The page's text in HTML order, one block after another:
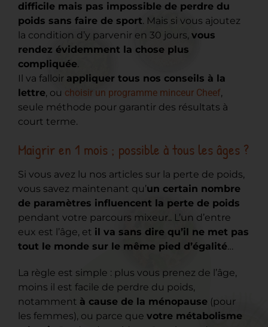
difficile mais pas impossible de perdre du
poids sans faire de sport. Mais si vous ajoutez
la condition d’y parvenir en 30 jours, vous
rendez évidemment la chose plus
compliquée.
Il va falloir appliquer tous nos conseils à la
lettre, ou choisir un programme minceur Cheef,
seule méthode pour garantir des résultats à
court terme.
Maigrir en 1 mois ; possible à tous les âges ?
Si vous avez lu nos articles sur la perte de poids,
vous savez maintenant qu’un certain nombre
de paramètres influencent la perte de poids
pendant votre parcours mixeur.. L’un d’entre
eux est l’âge, et il va sans dire qu’il ne met pas
tout le monde sur le même pied d’égalité…
La règle est simple : plus vous prenez de l’âge,
moins il est facile de perdre du poids,
notamment à cause de la ménopause (pour
les femmes), ou parce que votre métabolisme